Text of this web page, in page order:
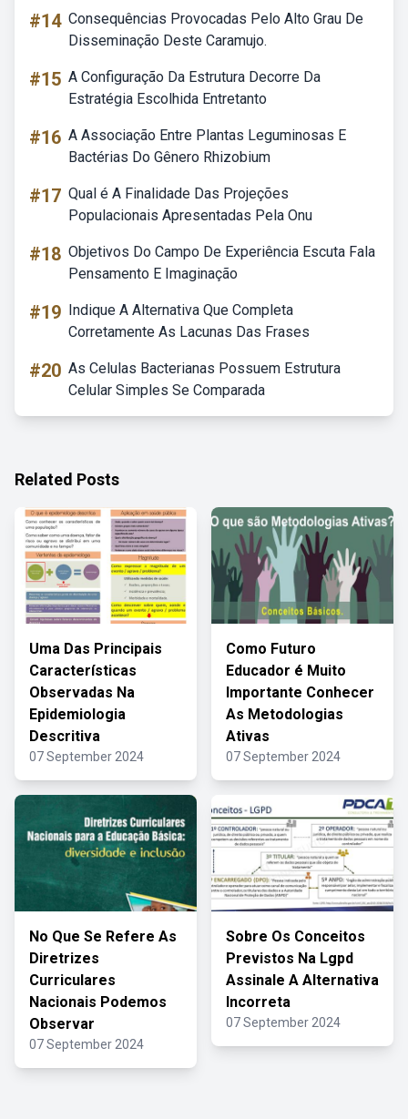
#14 Consequências Provocadas Pelo Alto Grau De
Disseminação Deste Caramujo.
#15 A Configuração Da Estrutura Decorre Da
Estratégia Escolhida Entretanto
#16 A Associação Entre Plantas Leguminosas E
Bactérias Do Gênero Rhizobium
#17 Qual é A Finalidade Das Projeções
Populacionais Apresentadas Pela Onu
#18 Objetivos Do Campo De Experiência Escuta Fala
Pensamento E Imaginação
#19 Indique A Alternativa Que Completa
Corretamente As Lacunas Das Frases
#20 As Celulas Bacterianas Possuem Estrutura
Celular Simples Se Comparada
Related Posts
Uma Das Principais
Características
Observadas Na
Epidemiologia
Descritiva
07 September 2024
Como Futuro
Educador é Muito
Importante Conhecer
As Metodologias
Ativas
07 September 2024
No Que Se Refere As
Diretrizes
Curriculares
Nacionais Podemos
Observar
07 September 2024
Sobre Os Conceitos
Previstos Na Lgpd
Assinale A Alternativa
Incorreta
07 September 2024